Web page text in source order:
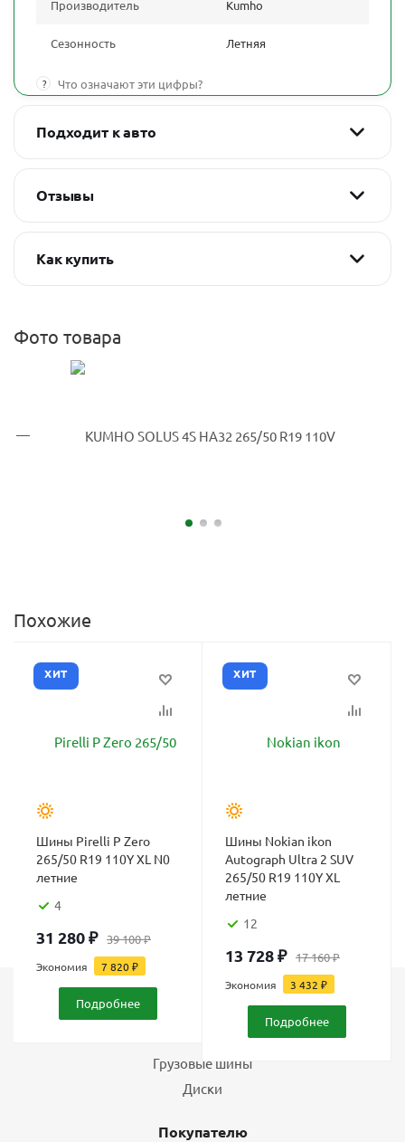
Производитель Kumho
Сезонность Летняя
? Что означают эти цифры?
Подходит к авто
Отзывы
Как купить
Фото товара
Похожие
ХИТ
Шины Pirelli P Zero
265/50 R19 110Y XL N0
летние
4
31 280₽ 39 100₽
Экономия 7 820₽
Подробнее
ХИТ
Шины Nokian ikon
Autograph Ultra 2 SUV
265/50 R19 110Y XL
летние
12
13 728₽ 17 160₽
Экономия 3 432 ₽
Подробнее
Грузовые шины
Диски
Покупателю